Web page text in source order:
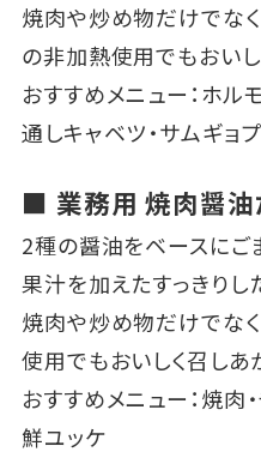
焼肉や炒め物だけでな
の非加熱使用でもおいし
おすすめメニュー：ホル
通しキャベツ・サムギョ
■ 業務用 焼肉醤油
2種の醤油をベースにご
果汁を加えたすっきりし
焼肉や炒め物だけでな
使用でもおいしく召しあ
おすすめメニュー：焼肉
鮮ユッケ